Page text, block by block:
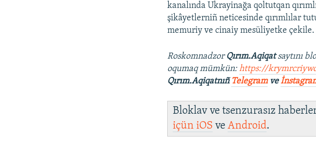
kanalında Ukrayinağa qoltutqan
şikâyetlerniñ neticesinde qırımlılar
memuriy ve cinaiy mesüliyetke çekile.
Roskomnadzor Qırım.Aqiqatsaytını
oqumaq mümkün:https://
Qırım.AqiqatnıñTelegramve
Bloklav ve tsenzurasız
içüniOS veAndroid.